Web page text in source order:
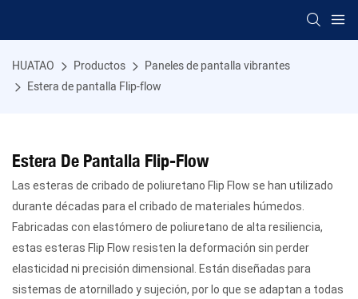
HUATAO Productos
Paneles de pantalla vibrantes
Estera de pantalla Flip-flow
Estera De Pantalla Flip-Flow
Las esteras de cribado de poliuretano Flip Flow se han utilizado
durante décadas para el cribado de materiales húmedos.
Fabricadas con elastómero de poliuretano de alta resiliencia,
estas esteras Flip Flow resisten la deformación sin perder
elasticidad ni precisión dimensional. Están diseñadas para
sistemas de atornillado y sujeción, por lo que se adaptan a todas